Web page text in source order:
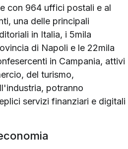
con 964 uffici postali e al
una delle principali
in Italia, i 5mila
di Napoli e le 22mila
in Campania, attivi
del turismo,
potranno
servizi finanziari e digitali